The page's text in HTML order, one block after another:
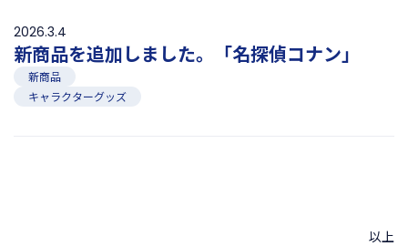
2026.3.4
新商品を追加しました。「名探偵コナン」
新商品
キャラクターグッズ
以上